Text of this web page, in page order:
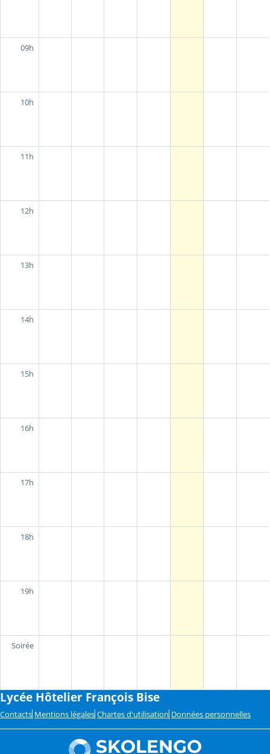
09h
10h
11h
12h
13h
14h
15h
16h
17h
18h
19h
Soirée
Lycée Hôtelier François Bise
Contacts Mentions légales Chartes d'utilisation Données personnelles